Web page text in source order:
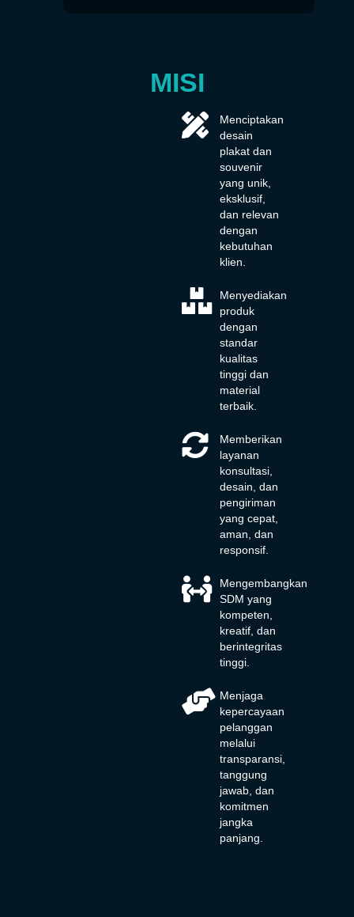
MISI
Menciptakan
desain
plakat dan
souvenir
yang unik,
eksklusif,
dan relevan
dengan
kebutuhan
klien.
Menyediakan
produk
dengan
standar
kualitas
tinggi dan
material
terbaik.
Memberikan
layanan
konsultasi,
desain, dan
pengiriman
yang cepat,
aman, dan
responsif.
Mengembangkan
SDM yang
kompeten,
kreatif, dan
berintegritas
tinggi.
Menjaga
kepercayaan
pelanggan
melalui
transparansi,
tanggung
jawab, dan
komitmen
jangka
panjang.